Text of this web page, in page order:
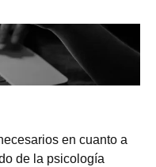
en cuanto a
de la psicología